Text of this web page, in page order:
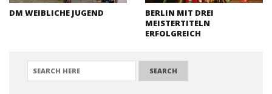
DM WEIBLICHE JUGEND
BERLIN MIT DREI
MEISTERTITELN
ERFOLGREICH